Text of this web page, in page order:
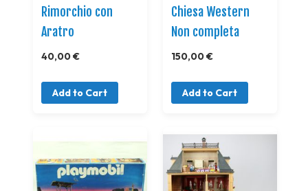
Rimorchio con
Aratro
40,00 €
Add to Cart
Chiesa Western
Non completa
150,00 €
Add to Cart